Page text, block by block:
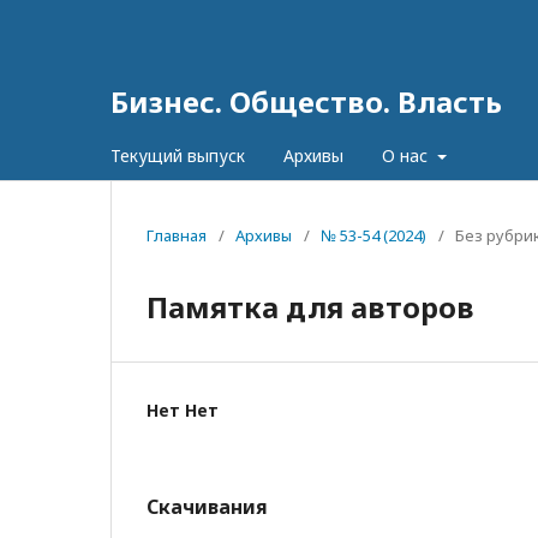
Бизнес. Общество. Власть
Текущий выпуск Архивы О нас
Главная / Архивы / № 53-54 (2024) / Без
Памятка для авторов
Нет Нет
Скачивания